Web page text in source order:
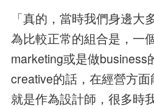
「真的，當時我們身邊大
為比較正常的組合是，一
marketing或是做business
creative的話，在經營方
就是作為設計師，很多時